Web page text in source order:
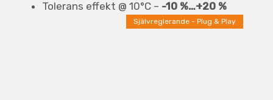
Tolerans effekt @ 10°C – -10 %…+20 %
Självreglerande - Plug & Play